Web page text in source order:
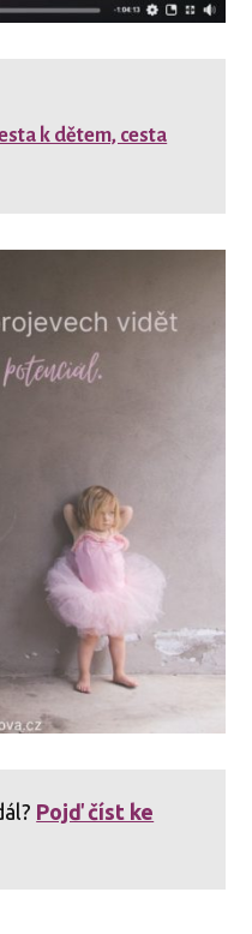
k dětem, cesta
Pojď číst ke